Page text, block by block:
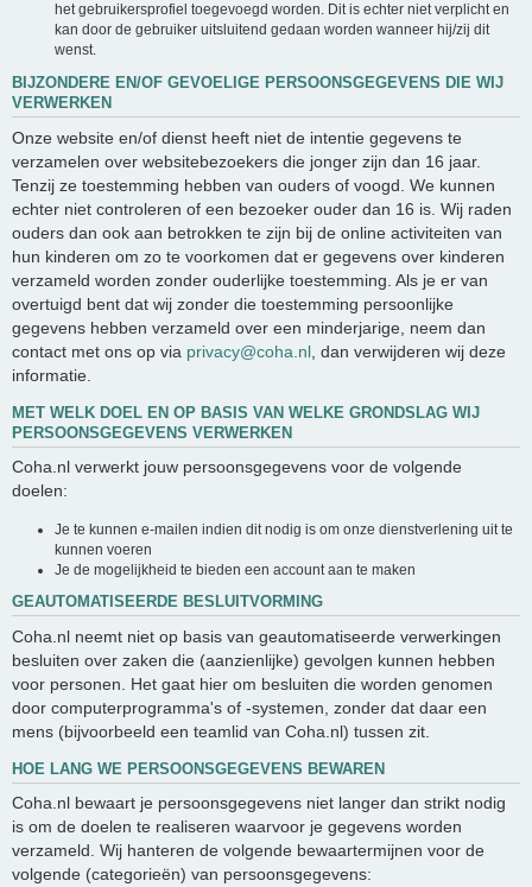
het gebruikersprofiel toegevoegd worden. Dit is echter niet verplicht en
kan door de gebruiker uitsluitend gedaan worden wanneer hij/zij dit
wenst.
BIJZONDERE EN/OF GEVOELIGE PERSOONSGEGEVENS DIE WIJ
VERWERKEN
Onze website en/of dienst heeft niet de intentie gegevens te
verzamelen over websitebezoekers die jonger zijn dan 16 jaar.
Tenzij ze toestemming hebben van ouders of voogd. We kunnen
echter niet controleren of een bezoeker ouder dan 16 is. Wij raden
ouders dan ook aan betrokken te zijn bij de online activiteiten van
hun kinderen om zo te voorkomen dat er gegevens over kinderen
verzameld worden zonder ouderlijke toestemming. Als je er van
overtuigd bent dat wij zonder die toestemming persoonlijke
gegevens hebben verzameld over een minderjarige, neem dan
contact met ons op via privacy@coha.nl , dan verwijderen wij deze
informatie.
MET WELK DOEL EN OP BASIS VAN WELKE GRONDSLAG WIJ
PERSOONSGEGEVENS VERWERKEN
Coha.nl verwerkt jouw persoonsgegevens voor de volgende
doelen:
Je te kunnen e-mailen indien dit nodig is om onze dienstverlening uit te
kunnen voeren
Je de mogelijkheid te bieden een account aan te maken
GEAUTOMATISEERDE BESLUITVORMING
Coha.nl neemt niet op basis van geautomatiseerde verwerkingen
besluiten over zaken die (aanzienlijke) gevolgen kunnen hebben
voor personen. Het gaat hier om besluiten die worden genomen
door computerprogramma's of -systemen, zonder dat daar een
mens (bijvoorbeeld een teamlid van Coha.nl) tussen zit.
HOE LANG WE PERSOONSGEGEVENS BEWAREN
Coha.nl bewaart je persoonsgegevens niet langer dan strikt nodig
is om de doelen te realiseren waarvoor je gegevens worden
verzameld. Wij hanteren de volgende bewaartermijnen voor de
volgende (categorieën) van persoonsgegevens: